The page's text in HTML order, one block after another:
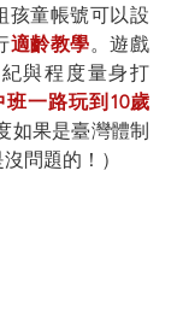
孩童帳號可以設
適齡教學。遊戲
與程度量身打
班一路玩到10歲
如果是臺灣體制
問題的！）